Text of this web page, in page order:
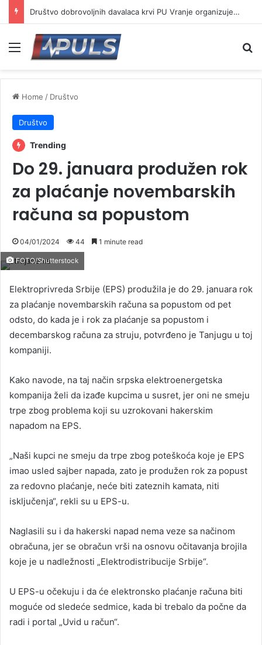
Društvo dobrovoljnih davalaca krvi PU Vranje organizuje akciju na Besnoj kobili
Menu
Home / Društvo
Društvo
Trending
Do 29. januara produžen rok
za plaćanje novembarskih
računa sa popustom
04/01/2024 44 1 minute read
FOTO/Shutterstock
Elektroprivreda Srbije (EPS) produžila je do 29. januara rok
za plaćanje novembarskih računa sa popustom od pet
odsto, do kada je i rok za plaćanje sa popustom i
decembarskog računa za struju, potvrđeno je Tanjugu u toj
kompaniji.
Kako navode, na taj način srpska elektroenergetska
kompanija želi da izađe kupcima u susret, jer oni ne smeju
trpe zbog problema koji su uzrokovani hakerskim
napadom na EPS.
„Naši kupci ne smeju da trpe zbog poteškoća koje je EPS
imao usled sajber napada, zato je produžen rok za popust
za redovno plaćanje, neće biti zateznih kamata, niti
isključenja“, rekli su u EPS-u.
Naglasili su i da hakerski napad nema veze sa načinom
obračuna, jer se obračun vrši na osnovu očitavanja brojila
koje je u nadležnosti „Elektrodistribucije Srbije“.
U EPS-u očekuju i da će elektronsko plaćanje računa biti
moguće od sledeće sedmice, kada bi trebalo da počne da
radi i portal „Uvid u račun“.